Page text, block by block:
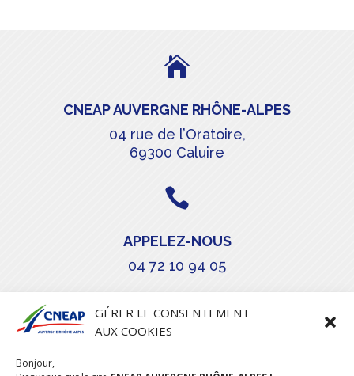
GÉRER LE CONSENTEMENT
AUX COOKIES
Bonjour,

CNEAP AUVERGNE RHÔNE-ALPES
04 rue de l’Oratoire,
69300 Caluire

APPELEZ-NOUS
04 72 10 94 05
